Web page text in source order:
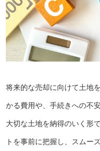
将来的な売却に向けて土地
かる費用や、手続きへの不
大切な土地を納得のいく形
トを事前に把握し、スムー